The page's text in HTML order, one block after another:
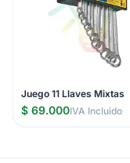
Juego 11 Llaves Mixtas
$ 69.000IVA Incluido